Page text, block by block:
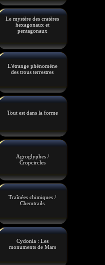
Le mystère des cratères
hexagonaux et
pentagonaux
L'étrange phénomène
des trous terrestres
Tout est dans la forme
Agroglyphes /
Cropcircles
Traînées chimiques /
Chemtrails
Cydonia : Les
monuments de Mars